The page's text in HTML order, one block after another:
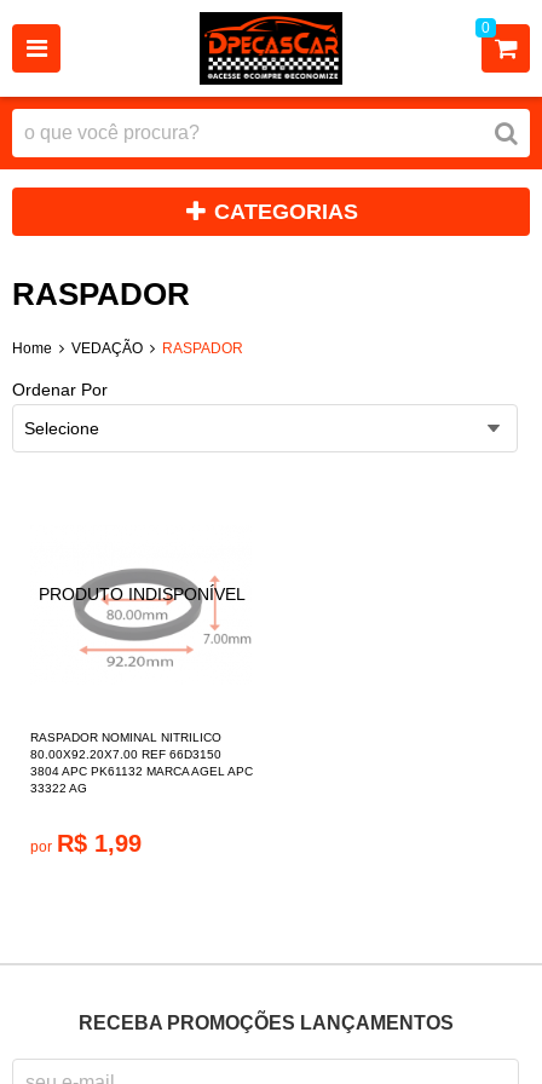
0
CATEGORIAS
RASPADOR
Home VEDAÇÃO RASPADOR
Ordenar Por
Selecione
RASPADOR NOMINAL NITRILICO
80.00X92.20X7.00 REF 66D3150
3804 APC PK61132 MARCA AGEL APC
33322 AG
por R$ 1,99
RECEBA PROMOÇÕES LANÇAMENTOS